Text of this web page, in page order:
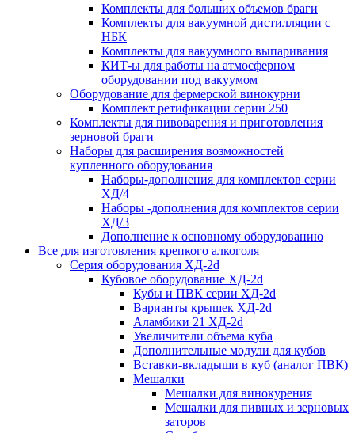
Комплекты для больших объемов браги
Комплекты для вакуумной дистилляции с
НБК
Комплекты для вакуумного выпаривания
КИТ-ы для работы на атмосферном
оборудовании под вакуумом
Оборудование для фермерской винокурни
Комплект ретификации серии 250
Комплекты для пивоварения и приготовления
зерновой браги
Наборы для расширения возможностей
купленного оборудования
Наборы-дополнения для комплектов серии
ХД/4
Наборы -дополнения для комплектов серии
ХД/3
Дополнение к основному оборудованию
Все для изготовления крепкого алкоголя
Серия оборудования ХД-2d
Кубовое оборудование ХД-2d
Кубы и ПВК серии ХД-2d
Варианты крышек ХД-2d
Аламбики 21 ХД-2d
Увеличители объема куба
Дополнительные модули для кубов
Вставки-вкладыши в куб (аналог ПВК)
Мешалки
Мешалки для винокурения
Мешалки для пивных и зерновых
заторов